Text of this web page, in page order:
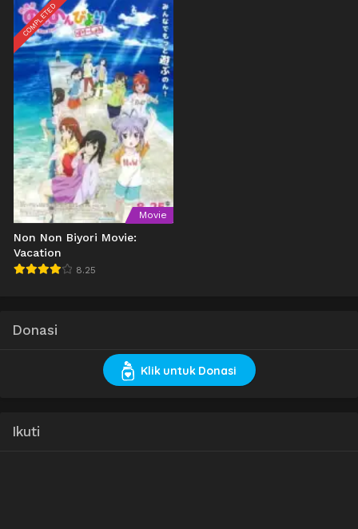
COMPLETED
Movie
Non Non Biyori Movie:
Vacation
8.25
Donasi
Klik untuk Donasi
Ikuti